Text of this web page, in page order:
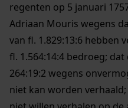
regenten op 5 januari
Adriaan Mouris wegens
van fl. 1.829:13:6 hebben
fl. 1.564:14:4 bedroeg;
264:19:2 wegens
niet kan worden